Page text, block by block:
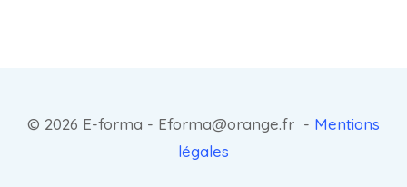
© 2026 E-forma - Eforma@orange.fr - Mentions
légales